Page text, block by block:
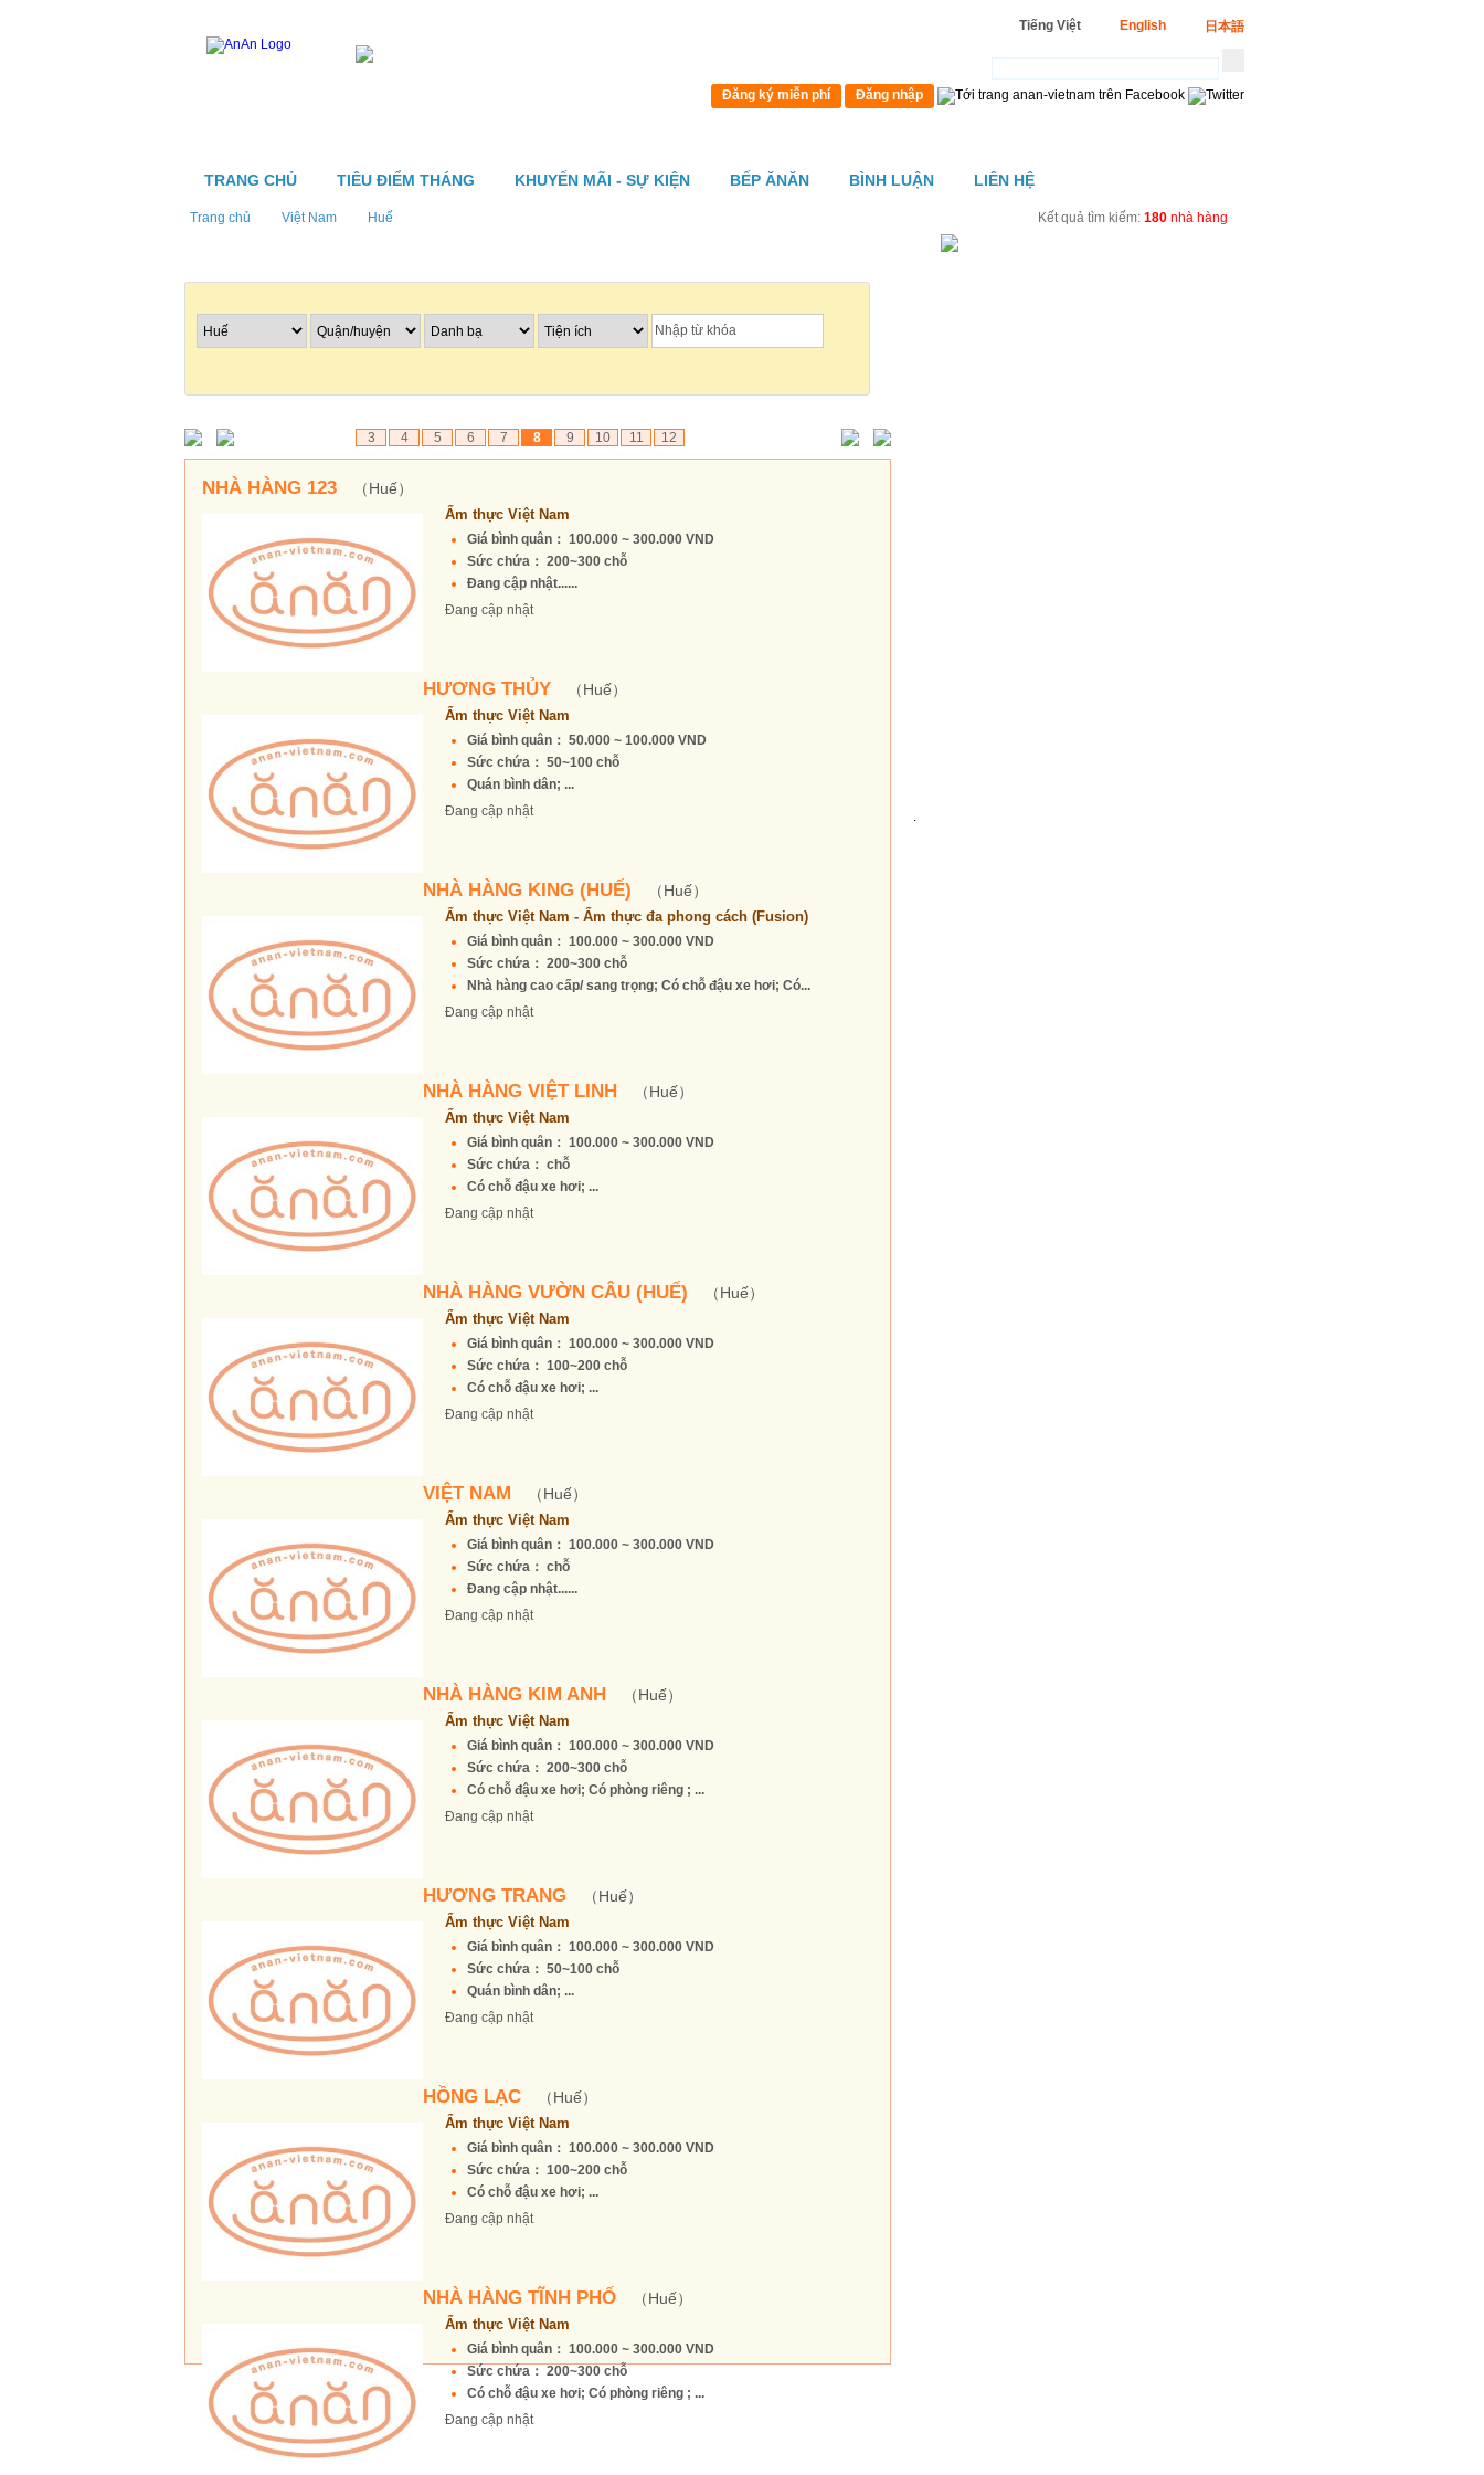
TRANG CHỦ TIÊU ĐIỂM THÁNG KHUYẾN MÃI - SỰ KIỆN BẾP ĂNĂN BÌNH LUẬN LIÊN HỆ
日本語
English
Tiếng Việt
Đăng ký miễn phí Đăng nhập
Trang chủ Việt Nam Huế Kết quả tìm kiếm: 180 nhà hàng
3 4 5 6 7 8 9 10 11 12
NHÀ HÀNG 123 （Huế）
Ẩm thực Việt Nam
Giá bình quân： 100.000 ~ 300.000 VND
Sức chứa： 200~300 chỗ
Đang cập nhật......
Đang cập nhật
HƯƠNG THỦY （Huế）
Ẩm thực Việt Nam
Giá bình quân： 50.000 ~ 100.000 VND
Sức chứa： 50~100 chỗ
Quán bình dân; ...
Đang cập nhật
NHÀ HÀNG KING (HUẾ) （Huế）
Ẩm thực Việt Nam - Ẩm thực đa phong cách (Fusion)
Giá bình quân： 100.000 ~ 300.000 VND
Sức chứa： 200~300 chỗ
Nhà hàng cao cấp/ sang trọng; Có chỗ đậu xe hơi; Có...
Đang cập nhật
NHÀ HÀNG VIỆT LINH （Huế）
Ẩm thực Việt Nam
Giá bình quân： 100.000 ~ 300.000 VND
Sức chứa： chỗ
Có chỗ đậu xe hơi; ...
Đang cập nhật
NHÀ HÀNG VƯỜN CÂU (HUẾ) （Huế）
Ẩm thực Việt Nam
Giá bình quân： 100.000 ~ 300.000 VND
Sức chứa： 100~200 chỗ
Có chỗ đậu xe hơi; ...
Đang cập nhật
VIỆT NAM （Huế）
Ẩm thực Việt Nam
Giá bình quân： 100.000 ~ 300.000 VND
Sức chứa： chỗ
Đang cập nhật......
Đang cập nhật
NHÀ HÀNG KIM ANH （Huế）
Ẩm thực Việt Nam
Giá bình quân： 100.000 ~ 300.000 VND
Sức chứa： 200~300 chỗ
Có chỗ đậu xe hơi; Có phòng riêng ; ...
Đang cập nhật
HƯƠNG TRANG （Huế）
Ẩm thực Việt Nam
Giá bình quân： 100.000 ~ 300.000 VND
Sức chứa： 50~100 chỗ
Quán bình dân; ...
Đang cập nhật
HỒNG LẠC （Huế）
Ẩm thực Việt Nam
Giá bình quân： 100.000 ~ 300.000 VND
Sức chứa： 100~200 chỗ
Có chỗ đậu xe hơi; ...
Đang cập nhật
NHÀ HÀNG TĨNH PHỐ （Huế）
Ẩm thực Việt Nam
Giá bình quân： 100.000 ~ 300.000 VND
Sức chứa： 200~300 chỗ
Có chỗ đậu xe hơi; Có phòng riêng ; ...
Đang cập nhật
.